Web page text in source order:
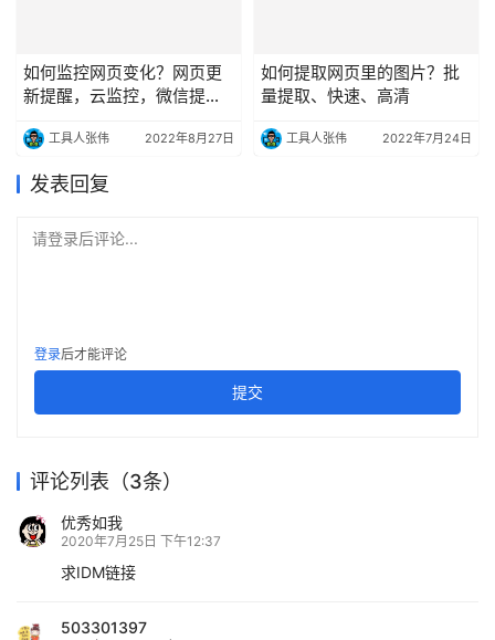
如何监控网页变化？网页更
新提醒，云监控，微信提
工具人张伟 2022年8月27日
如何提取网页里的图片？批
量提取、快速、高清
工具人张伟 2022年7月24日
发表回复
请登录后评论...
登录后才能评论
提交
评论列表（3条）
优秀如我
2020年7月25日 下午12:37
求IDM链接
503301397